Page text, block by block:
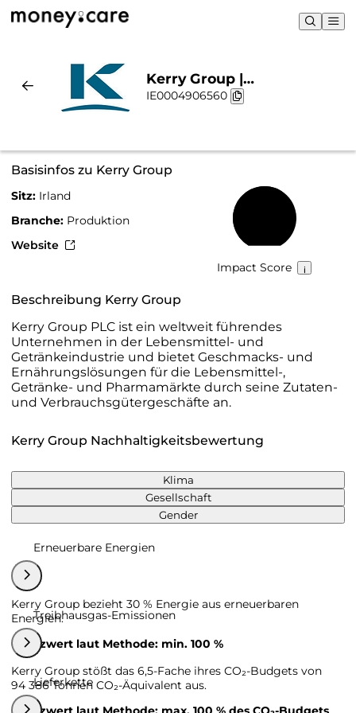
Kerry Group |
Nachhaltigkeit & Chart
IE0004906560
Basisinfos zu Kerry Group
Sitz: Irland
Branche: Produktion
Website
Impact Score
Beschreibung Kerry Group
Kerry Group PLC ist ein weltweit führendes
Unternehmen in der Lebensmittel- und
Getränkeindustrie und bietet Geschmacks- und
Ernährungslösungen für die Lebensmittel-,
Getränke- und Pharmamärkte durch seine Zutaten-
und Verbrauchsgütergeschäfte an.
Kerry Group Nachhaltigkeitsbewertung
Klima
Gesellschaft
Gender
Erneuerbare Energien
Kerry Group bezieht 30 % Energie aus erneuerbaren
Energien.
Grenzwert laut Methode: min. 100 %
Treibhausgas-Emissionen
Kerry Group stößt das 6,5-Fache ihres CO₂-Budgets von
94 386 Tonnen CO₂-Äquivalent aus.
Lieferkette